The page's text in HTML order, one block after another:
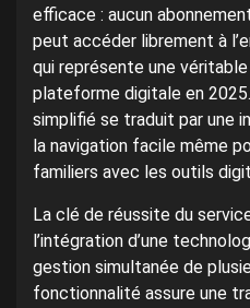
efficace : aucun
peut accéder librement à
qui représente une
plateforme digitale en
simplifié se traduit par une
la navigation facile même
familiers avec les outils
La clé de réussite du
l’intégration d’une
gestion simultanée de
fonctionnalité assure une